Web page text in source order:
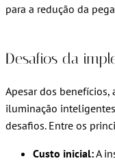
para a redução da
Desafios da
Apesar dos
iluminação
desafios. Entre os
Custo inicial:A